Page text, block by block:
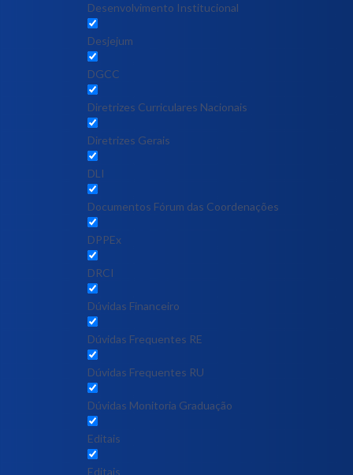
Desenvolvimento Institucional
Desjejum
DGCC
Diretrizes Curriculares Nacionais
Diretrizes Gerais
DLI
Documentos Fórum das Coordenações
DPPEx
DRCI
Dúvidas Financeiro
Dúvidas Frequentes RE
Dúvidas Frequentes RU
Dúvidas Monitoria Graduação
Editais
Editais